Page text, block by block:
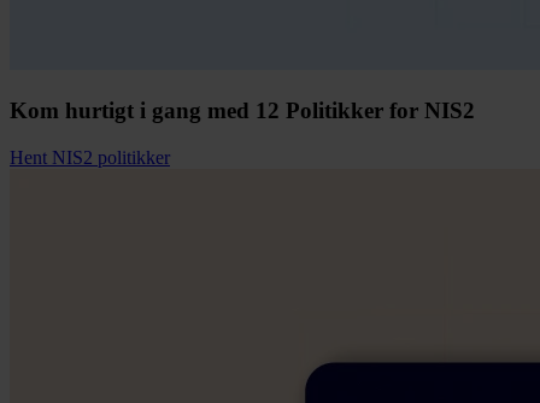
Kom hurtigt i gang med 12 Politikker for NIS2
Hent NIS2 politikker